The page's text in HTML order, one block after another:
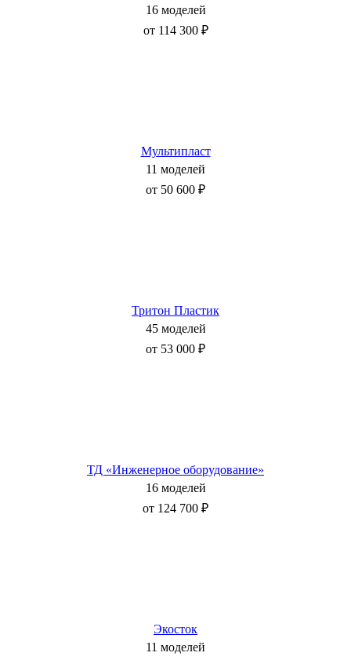
16 моделей
от 114 300 ₽
Мультипласт
11 моделей
от 50 600 ₽
Тритон Пластик
45 моделей
от 53 000 ₽
ТД «Инженерное оборудование»
16 моделей
от 124 700 ₽
Экосток
11 моделей